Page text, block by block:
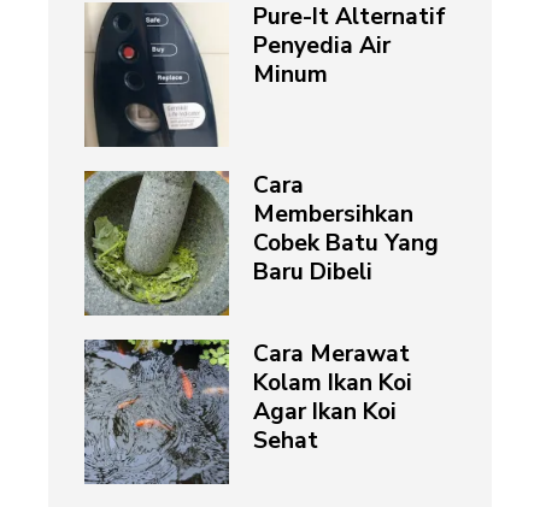
Pure-It Alternatif
Penyedia Air
Minum
Cara
Membersihkan
Cobek Batu Yang
Baru Dibeli
Cara Merawat
Kolam Ikan Koi
Agar Ikan Koi
Sehat